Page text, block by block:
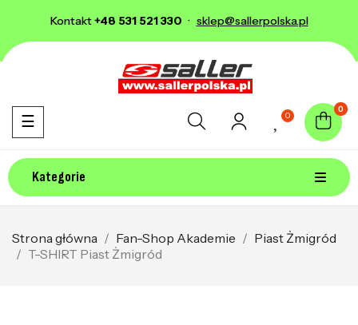
Kontakt+48 531 521 330 · sklep@sallerpolska.pl
0
0
Kategorie
Toggle navigation
☰
Strona główna Fan-Shop Akademie
Piast Żmigród
T-SHIRT Piast Żmigród